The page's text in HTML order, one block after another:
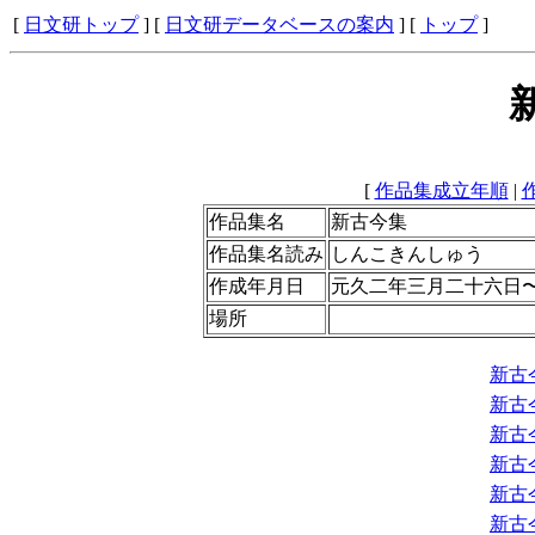
[ 日文研トップ] [ 日文研データベースの案内 ] [ トップ]
[ 作品集成立年順|
作品集名
新古今集
作品集名読み しんこきんしゅう
作成年月日
元久二年三月二十六日
場所
新
新
新
新
新
新